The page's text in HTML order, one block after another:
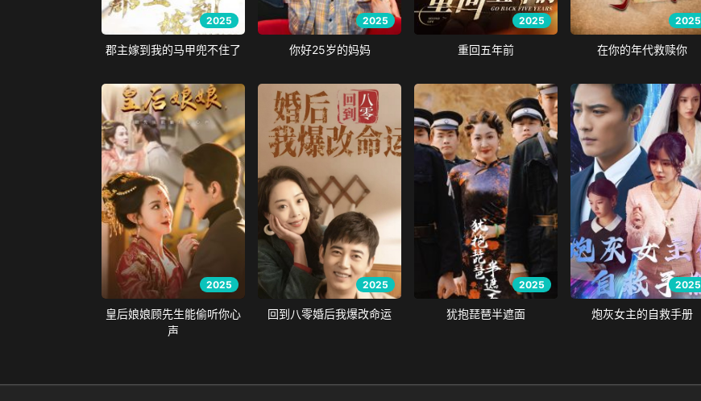
2025
郡主嫁到我的马甲兜不住了
2025
你好25岁的妈妈
2025
重回五年前
2025
在你的年代救赎你
2025
皇后娘娘顾先生能偷听你心
声
2025
回到八零婚后我爆改命运
2025
犹抱琵琶半遮面
2025
炮灰女主的自救手册